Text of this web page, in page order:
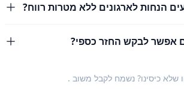
הנחות לארגונים ללא מטרות רווח?
אפשר לבקש החזר כספי?
שלא כיסינו? נשמח לקבל משוב .